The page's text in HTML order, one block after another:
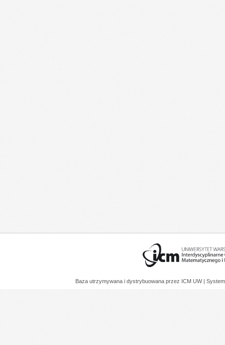
Baza utrzymywana i dystrybuowana przez ICM UW |